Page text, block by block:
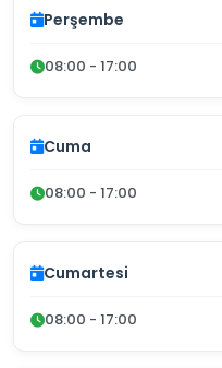
Perşembe
08:00 - 17:00
Cuma
08:00 - 17:00
Cumartesi
08:00 - 17:00